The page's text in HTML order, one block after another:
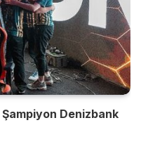
Şampiyon Denizbank